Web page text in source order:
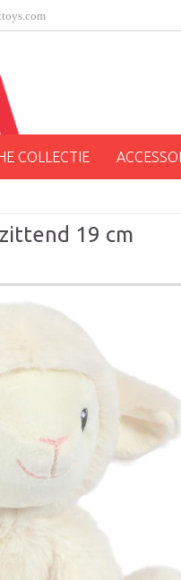
COLLECTIE
19 cm